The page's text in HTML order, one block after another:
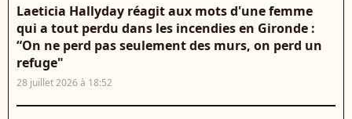
Laeticia Hallyday réagit aux mots d'une femme
qui a tout perdu dans les incendies en Gironde :
“On ne perd pas seulement des murs, on perd un
refuge"
28 juillet 2026 à 18:52